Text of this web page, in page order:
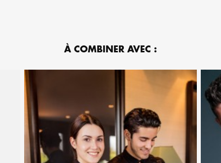
À COMBINER AVEC :